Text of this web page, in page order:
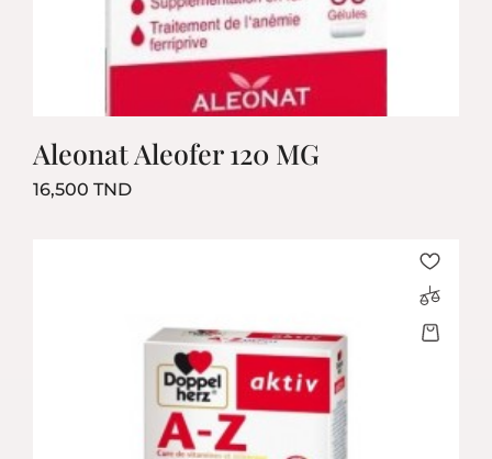
Aleonat Aleofer 120 MG
16,500 TNDPrix